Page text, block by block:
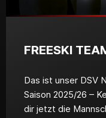
FREESKI
Das ist unser DSV
Saison 2025/26 –
dir jetzt die